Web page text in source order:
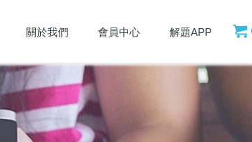
關於我們 會員中心 解題APP